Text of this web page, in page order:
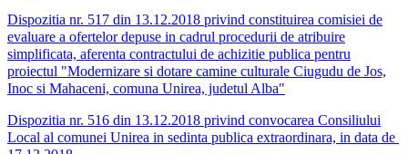
Dispozitia nr. 517 din 13.12.2018 privind constituirea comisiei de
evaluare a ofertelor depuse in cadrul procedurii de atribuire
simplificata, aferenta contractului de achizitie publica pentru
proiectul "Modernizare si dotare camine culturale Ciugudu de Jos,
Inoc si Mahaceni, comuna Unirea, judetul Alba"
Dispozitia nr. 516 din 13.12.2018 privind convocarea Consiliului
Local al comunei Unirea in sedinta publica extraordinara, in data de